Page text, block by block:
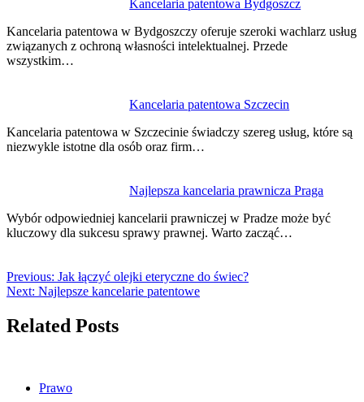
Kancelaria patentowa Bydgoszcz
Kancelaria patentowa w Bydgoszczy oferuje szeroki wachlarz usług
związanych z ochroną własności intelektualnej. Przede
wszystkim…
Kancelaria patentowa Szczecin
Kancelaria patentowa w Szczecinie świadczy szereg usług, które są
niezwykle istotne dla osób oraz firm…
Najlepsza kancelaria prawnicza Praga
Wybór odpowiedniej kancelarii prawniczej w Pradze może być
kluczowy dla sukcesu sprawy prawnej. Warto zacząć…
Previous: Jak łączyć olejki eteryczne do świec?
Next: Najlepsze kancelarie patentowe
Related Posts
Prawo